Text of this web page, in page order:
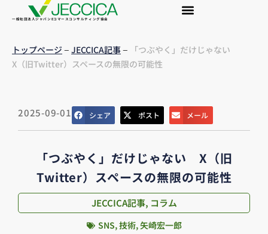
一般社団法人ジャパンEコマースコンサルティング協会
トップページ– JECCICA記事– 「つぶやく」だけじゃない
X（旧Twitter）スペースの無限の可能性
2025-09-01 シェア ポスト メール
「つぶやく」だけじゃない X（旧
Twitter）スペースの無限の可能性
JECCICA記事, コラム
SNS,技術,矢崎宏一郎